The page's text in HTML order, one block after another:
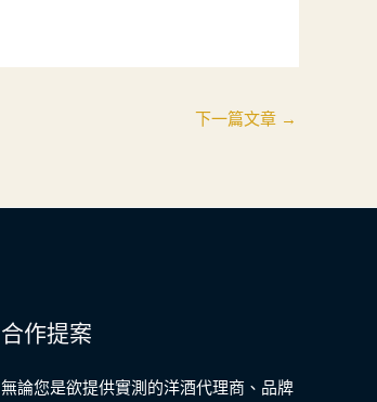
下一篇文章 →
合作提案
無論您是欲提供實測的洋酒代理商、品牌